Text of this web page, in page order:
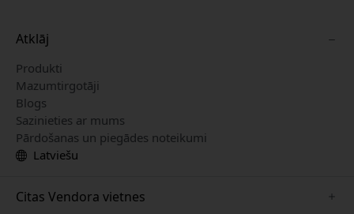
Atklāj
Produkti
Mazumtirgotāji
Blogs
Sazinieties ar mums
Pārdošanas un piegādes noteikumi
Latviešu
Citas Vendora vietnes